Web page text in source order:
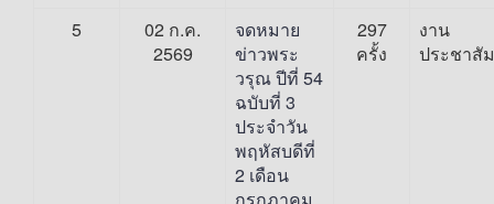
5
02 ก.ค.
2569
จดหมาย
ข่าวพระ
วรุณ ปีที่ 54
ฉบับที่ 3
ประจำวัน
พฤหัสบดีที่
2 เดือน
297
ครั้ง
งาน
ประชาสั